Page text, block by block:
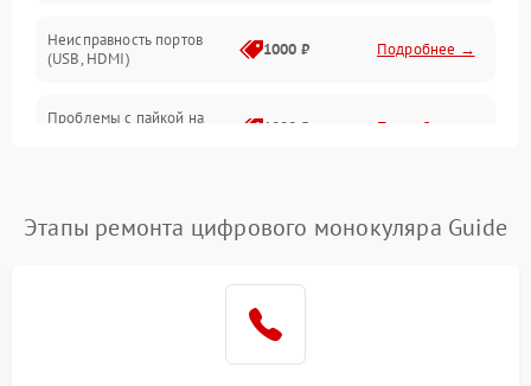
Неисправность портов
(USB, HDMI)
1000 ₽ Подробнее →
Проблемы с пайкой на
1000 ₽ Подробнее →
500 ₽
1500 ₽
Этапы ремонта цифрового монокуляра Guide